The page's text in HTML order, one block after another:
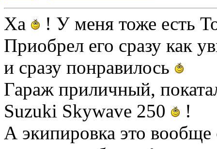
Ха
! У меня тоже есть
Приобрел его сразу как
и сразу понравилось
Гараж приличный,
Suzuki Skywave 250
!
А экипировка это